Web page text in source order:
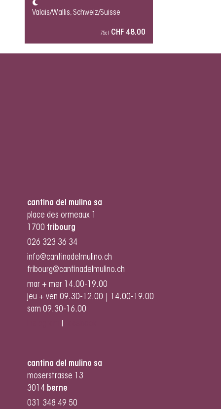
Valais/Wallis, Schweiz/Suisse
75cl CHF 48.00
cantina del mulino sa
place des ormeaux 1
1700 fribourg
026 323 36 34
info@cantinadelmulino.ch
fribourg@cantinadelmulino.ch
mar + mer 14.00-19.00
jeu + ven 09.30-12.00 | 14.00-19.00
sam 09.30-16.00
cantina del mulino sa
moserstrasse 13
3014 berne
031 348 49 50